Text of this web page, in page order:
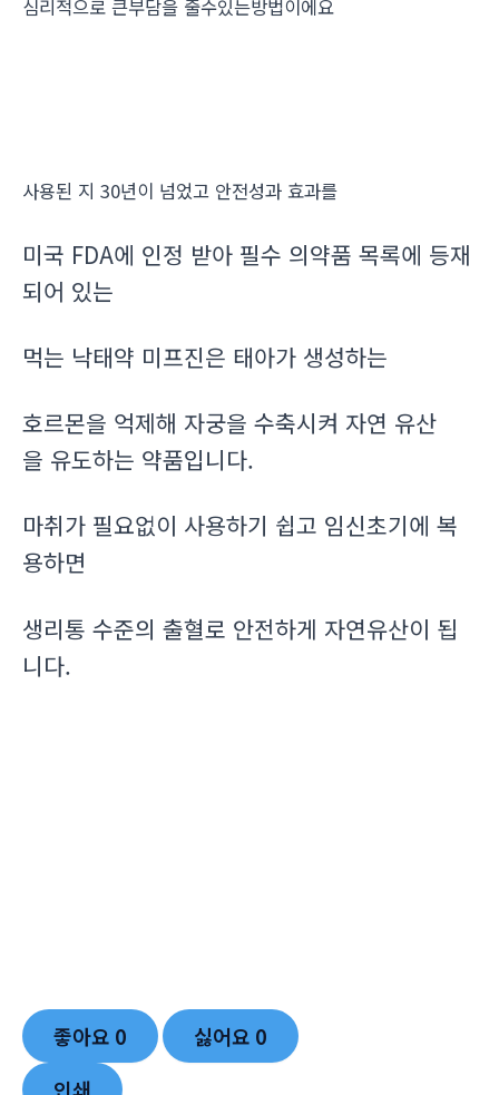
심리적으로 큰부담을 줄수있는방법이에요
사용된 지 30년이 넘었고 안전성과 효과를
미국 FDA에 인정 받아 필수 의약품 목록에 등재
되어 있는
먹는 낙태약 미프진은 태아가 생성하는
호르몬을 억제해 자궁을 수축시켜 자연 유산
을 유도하는 약품입니다.
마취가 필요없이 사용하기 쉽고 임신초기에 복
용하면
생리통 수준의 출혈로 안전하게 자연유산이 됩
니다.
좋아요 0 싫어요 0